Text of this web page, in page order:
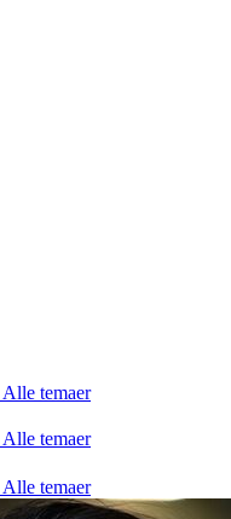
Alle temaer
Alle temaer
Alle temaer